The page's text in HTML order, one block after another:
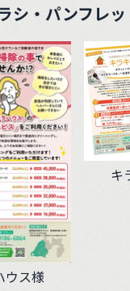
シ・パンフレ
ウス様
キ